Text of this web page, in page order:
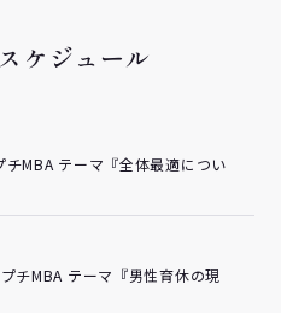
ケジュール
MBA テーマ『全体最適につい
チMBA テーマ『男性育休の現